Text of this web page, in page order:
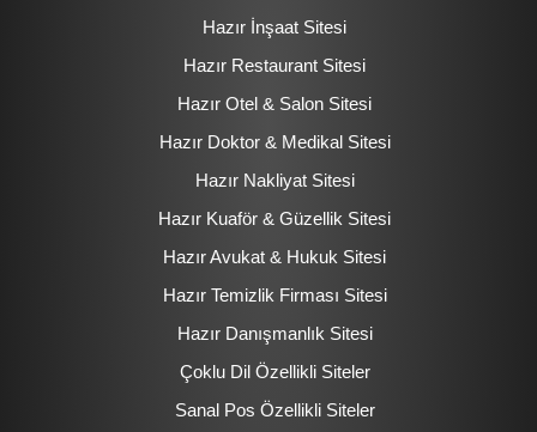
Hazır İnşaat Sitesi
Hazır Restaurant Sitesi
Hazır Otel & Salon Sitesi
Hazır Doktor & Medikal Sitesi
Hazır Nakliyat Sitesi
Hazır Kuaför & Güzellik Sitesi
Hazır Avukat & Hukuk Sitesi
Hazır Temizlik Firması Sitesi
Hazır Danışmanlık Sitesi
Çoklu Dil Özellikli Siteler
Sanal Pos Özellikli Siteler